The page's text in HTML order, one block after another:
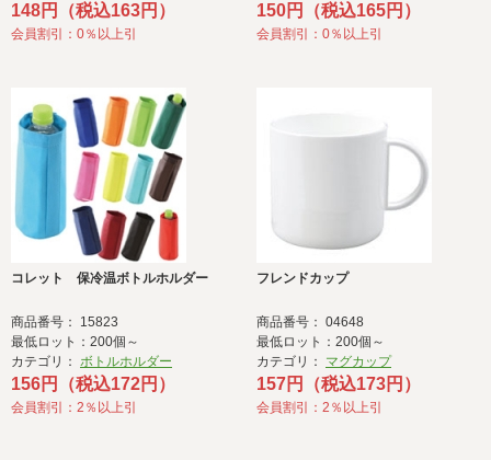
148円（税込163円）
会員割引：0％以上引
150円（税込165円）
会員割引：0％以上引
コレット 保冷温ボトルホルダー
商品番号： 15823
最低ロット：200個～
カテゴリ： ボトルホルダー
156円（税込172円）
会員割引：2％以上引
フレンドカップ
商品番号： 04648
最低ロット：200個～
カテゴリ： マグカップ
157円（税込173円）
会員割引：2％以上引